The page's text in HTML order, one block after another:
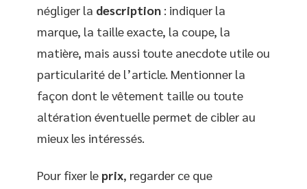
négliger la description : indiquer la
marque, la taille exacte, la coupe, la
matière, mais aussi toute anecdote utile ou
particularité de l’article. Mentionner la
façon dont le vêtement taille ou toute
altération éventuelle permet de cibler au
mieux les intéressés.
Pour fixer le prix, regarder ce que